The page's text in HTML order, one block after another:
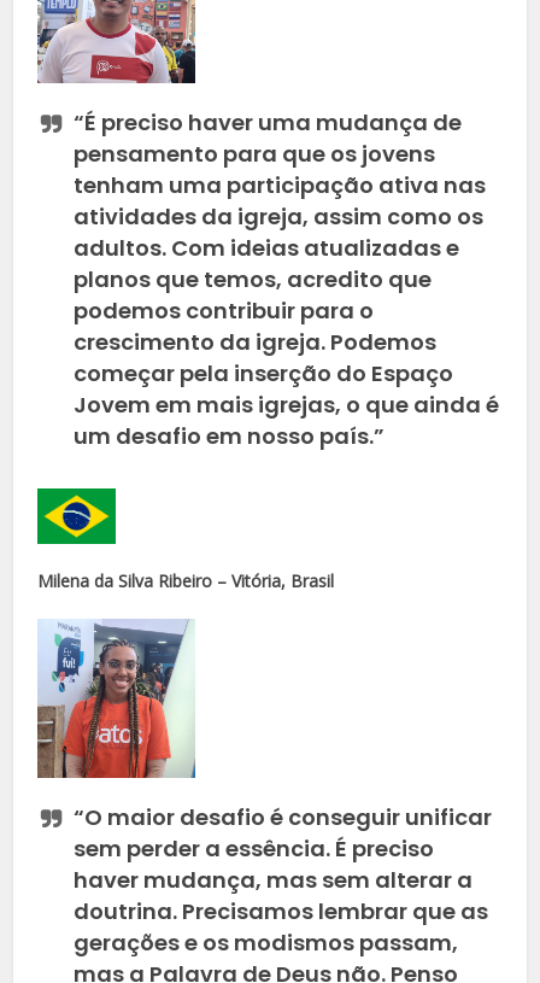
“É preciso haver uma mudança de
pensamento para que os jovens
tenham uma participação ativa nas
atividades da igreja, assim como os
adultos. Com ideias atualizadas e
planos que temos, acredito que
podemos contribuir para o
crescimento da igreja. Podemos
começar pela inserção do Espaço
Jovem em mais igrejas, o que ainda é
um desafio em nosso país.”
Milena da Silva Ribeiro – Vitória, Brasil
“O maior desafio é conseguir unificar
sem perder a essência. É preciso
haver mudança, mas sem alterar a
doutrina. Precisamos lembrar que as
gerações e os modismos passam,
mas a Palavra de Deus não. Penso